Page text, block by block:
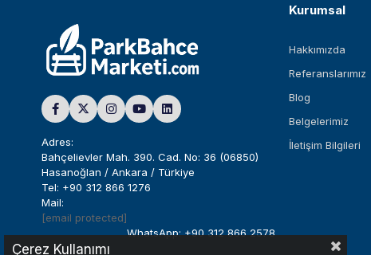
Adres:
Bahçelievler Mah. 390. Cad. No: 36 (06850)
Hasanoğlan / Ankara / Türkiye
Tel: +90 312 866 1276
Mail:
[email protected]
WhatsApp: +90 312 866 2578
Kurumsal
Hakkımızda
Referanslarımız
Blog
Belgelerimiz
İletişim Bilgileri
Çerez Kullanımı